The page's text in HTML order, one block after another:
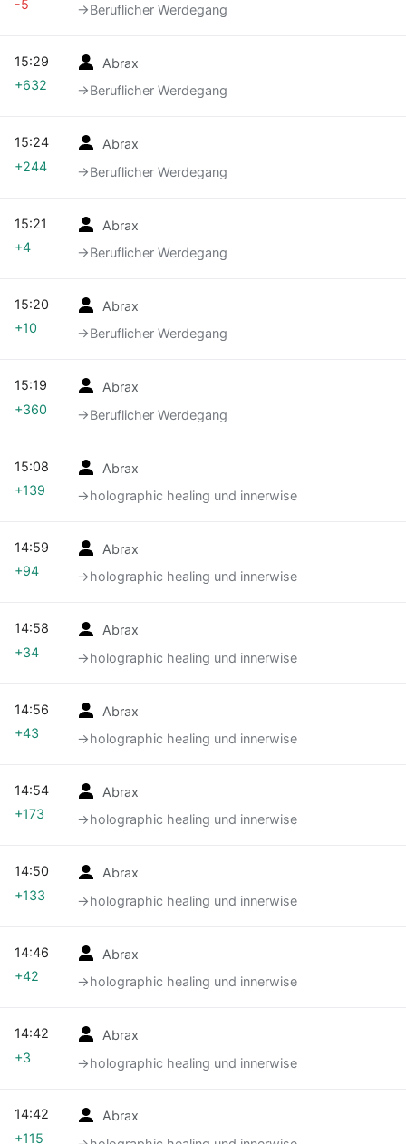
→‎Beruflicher Werdegang
-5
Abrax
→‎Beruflicher Werdegang
15:29
+632
Abrax
→‎Beruflicher Werdegang
15:24
+244
Abrax
→‎Beruflicher Werdegang
15:21
+4
Abrax
→‎Beruflicher Werdegang
15:20
+10
Abrax
→‎Beruflicher Werdegang
15:19
+360
Abrax
→‎holographic healing und innerwise
15:08
+139
Abrax
→‎holographic healing und innerwise
14:59
+94
Abrax
→‎holographic healing und innerwise
14:58
+34
Abrax
→‎holographic healing und innerwise
14:56
+43
Abrax
→‎holographic healing und innerwise
14:54
+173
Abrax
→‎holographic healing und innerwise
14:50
+133
Abrax
→‎holographic healing und innerwise
14:46
+42
Abrax
→‎holographic healing und innerwise
14:42
+3
Abrax
14:42
+115